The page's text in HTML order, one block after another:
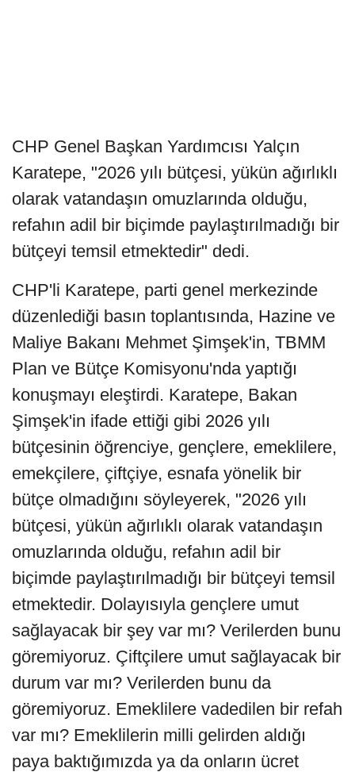
CHP Genel Başkan Yardımcısı Yalçın
Karatepe, "2026 yılı bütçesi, yükün ağırlıklı
olarak vatandaşın omuzlarında olduğu,
refahın adil bir biçimde paylaştırılmadığı bir
bütçeyi temsil etmektedir" dedi.
CHP'li Karatepe, parti genel merkezinde
düzenlediği basın toplantısında, Hazine ve
Maliye Bakanı Mehmet Şimşek'in, TBMM
Plan ve Bütçe Komisyonu'nda yaptığı
konuşmayı eleştirdi. Karatepe, Bakan
Şimşek'in ifade ettiği gibi 2026 yılı
bütçesinin öğrenciye, gençlere, emeklilere,
emekçilere, çiftçiye, esnafa yönelik bir
bütçe olmadığını söyleyerek, "2026 yılı
bütçesi, yükün ağırlıklı olarak vatandaşın
omuzlarında olduğu, refahın adil bir
biçimde paylaştırılmadığı bir bütçeyi temsil
etmektedir. Dolayısıyla gençlere umut
sağlayacak bir şey var mı? Verilerden bunu
göremiyoruz. Çiftçilere umut sağlayacak bir
durum var mı? Verilerden bunu da
göremiyoruz. Emeklilere vadedilen bir refah
var mı? Emeklilerin milli gelirden aldığı
paya baktığımızda ya da onların ücret